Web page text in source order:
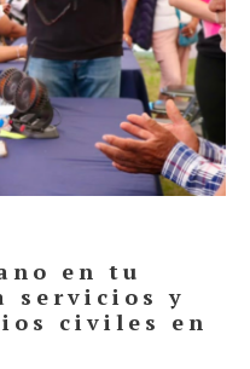
en tu
servicios y
civiles en